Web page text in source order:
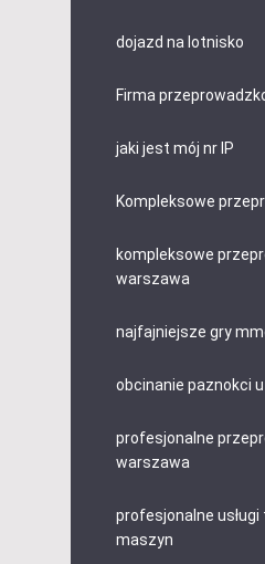
dojazd na lotnisko
Firma
jaki jest mój nr IP
Kompleksowe
kompleksowe
warszawa
najfajniejsze gry
obcinanie paznokci
profesjonalne
warszawa
profesjonalne
maszyn